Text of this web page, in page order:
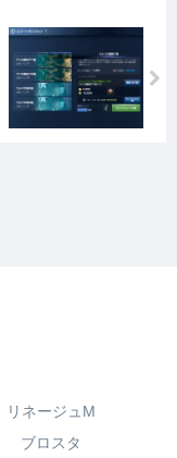
リネージュM
ブロスタ